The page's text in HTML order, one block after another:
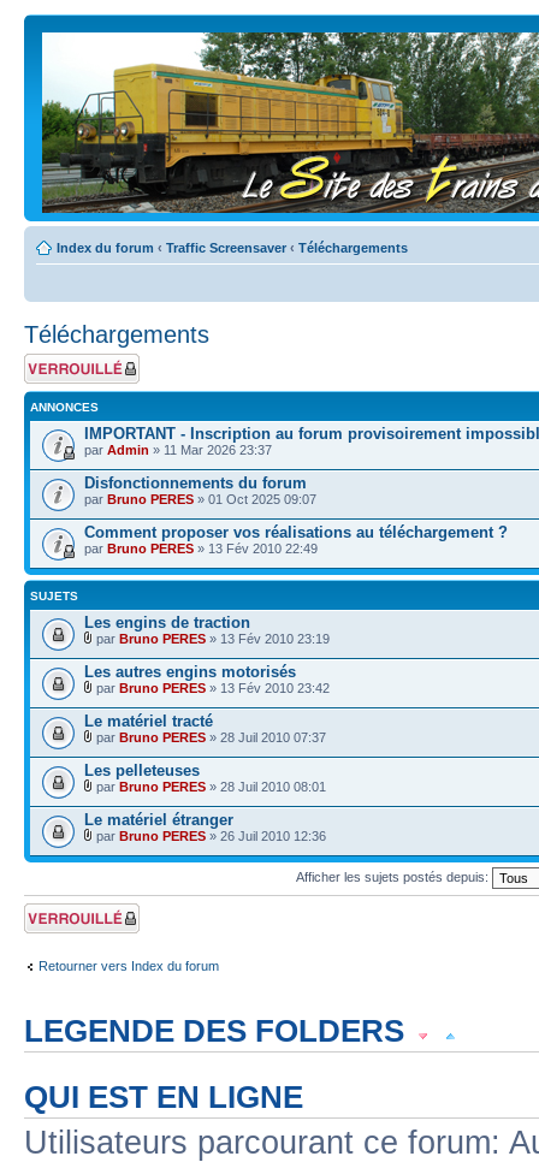
Index du forum ‹ Traffic Screensaver ‹ Téléchargements
Téléchargements
Forum verrouillé
ANNONCES
IMPORTANT - Inscription au forum provisoirement
par Admin » 11 Mar 2026 23:37
Disfonctionnements du forum
par Bruno PERES » 01 Oct 2025 09:07
Comment proposer vos réalisations au téléchargement ?
par Bruno PERES » 13 Fév 2010 22:49
SUJETS
Les engins de traction
par Bruno PERES » 13 Fév 2010 23:19
Les autres engins motorisés
par Bruno PERES » 13 Fév 2010 23:42
Le matériel tracté
par Bruno PERES » 28 Juil 2010 07:37
Les pelleteuses
par Bruno PERES » 28 Juil 2010 08:01
Le matériel étranger
par Bruno PERES » 26 Juil 2010 12:36
Afficher les sujets postés depuis:
Forum verrouillé
Retourner vers Index du forum
LEGENDE DES FOLDERS
Sujet populaire lu Sujet lu fermé Sujet lu fermé dans lequel j'ai posté
QUI EST EN LIGNE
Utilisateurs parcourant ce forum: